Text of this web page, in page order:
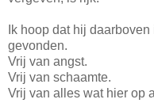
Ik hoop dat hij
gevonden.
Vrij van angst.
Vrij van schaamte.
Vrij van alles wat hier op